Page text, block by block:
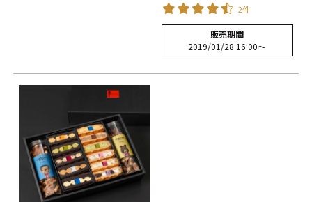
2件
販売期間
2019/01/28 16:00〜